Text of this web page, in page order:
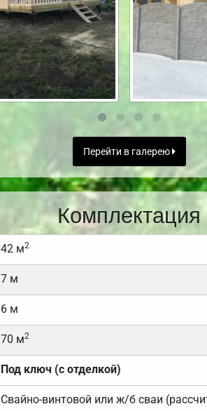
Перейти в галерею
Комплектация
42 м2
7 м
6 м
70 м2
Под ключ (с отделкой)
Свайно-винтовой или ж/б сваи